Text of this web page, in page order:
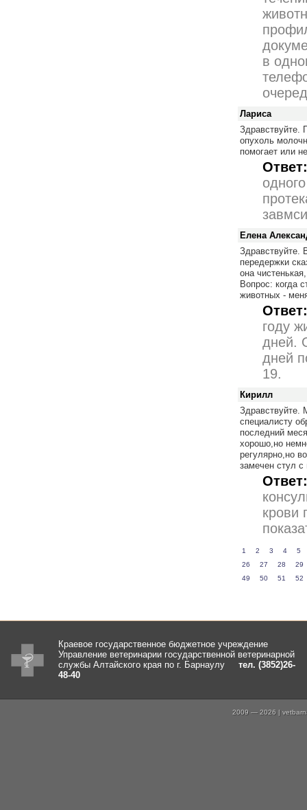
в
Лариса
Здравствуйте.
опухоль
помогает или
Ответ:
Елена
Здравствуйте.
передержки
она
Вопрос: когда
животных -
Ответ:
году
дней.
дней
19.
Кирилл
Здравствуйте.
специалисту
последний
хорошо,но
регулярно,но
замечен стул
Ответ:
крови
1 2 3 4
5
26
27 28
29
49
50 51 52
Краевое государственное бюджетное учреждение
Управление ветеринарии государственной ветеринарной
службы Алтайского края по г. Барнаулу
тел. (3852)26-
48-40
2009 — 2026 |